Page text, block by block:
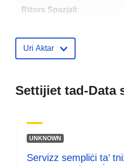
Riżors Spazjali:
http://
Uri Aktar
Settijiet tad-Data
UNKNOWN
Servizz sempliċi ta’